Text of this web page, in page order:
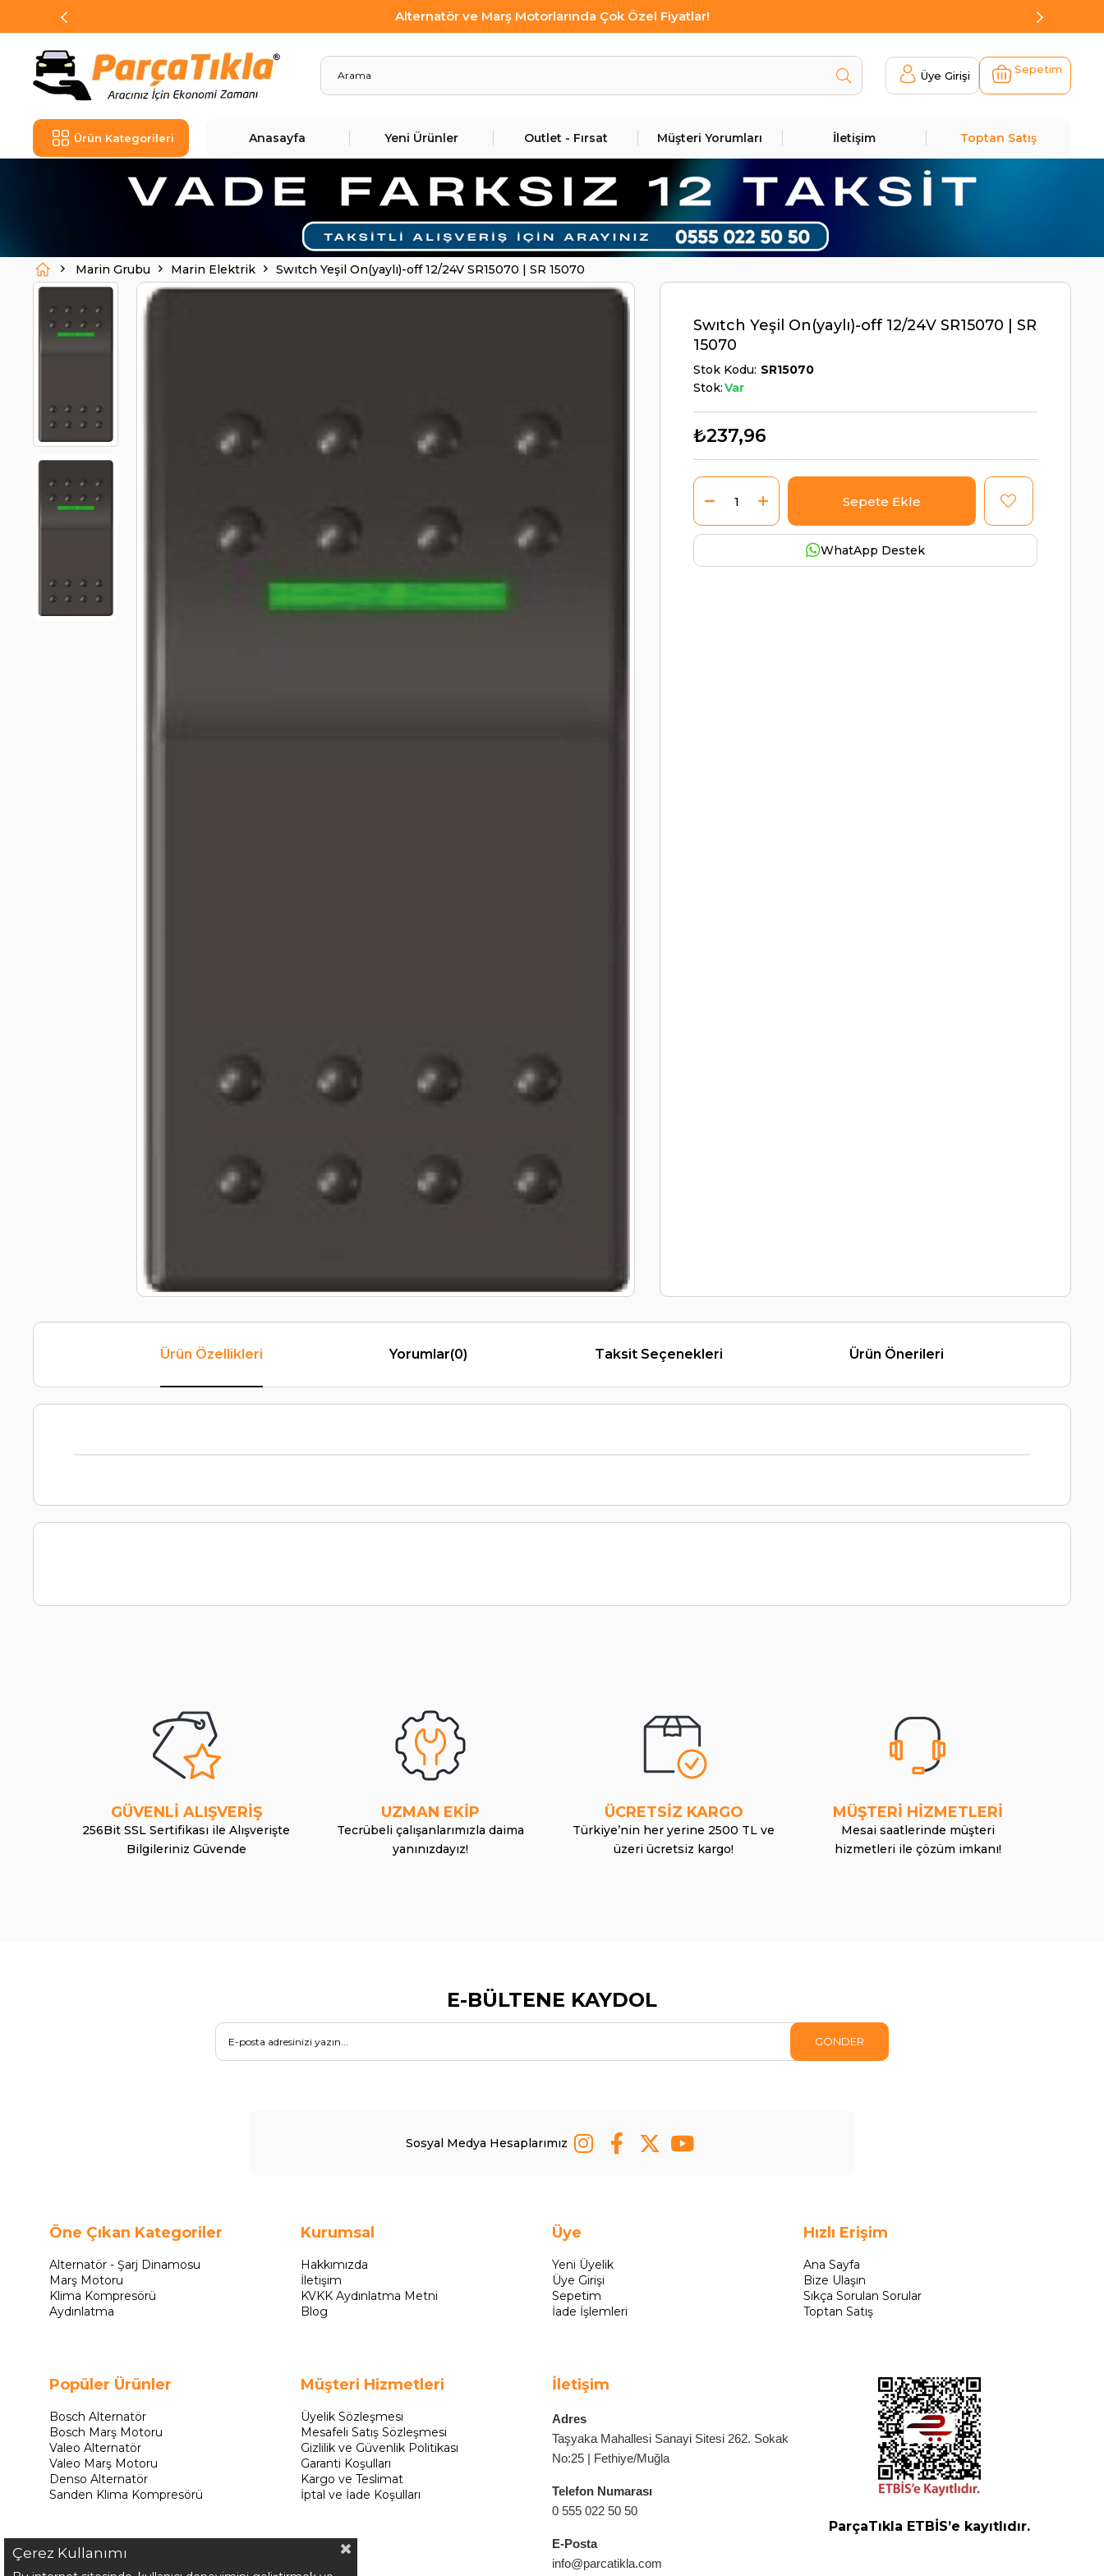
Alternatör ve Marş Motorlarında Çok Özel Fiyatlar!
Üye Girişi Sepetim
Ürün Kategorileri Anasayfa Yeni Ürünler Outlet - Fırsat Müşteri Yorumları İletişim Toptan Satış
Marin Grubu Marin Elektrik Swıtch Yeşil On(yaylı)-off 12/24V SR15070 | SR 15070
Swıtch Yeşil On(yaylı)-off 12/24V SR15070 | SR
15070
Stok Kodu SR15070
Stok:Var
₺237,96
WhatApp Destek
Ürün Özellikleri Yorumlar(0) Taksit Seçenekleri Ürün Önerileri
GÜVENLİ ALIŞVERİŞ
256Bit SSL Sertifikası ile Alışverişte
Bilgileriniz Güvende
UZMAN EKİP
Tecrübeli çalışanlarımızla daima
yanınızdayız!
ÜCRETSİZ KARGO
Türkiye’nin her yerine 2500 TL ve
üzeri ücretsiz kargo!
MÜŞTERİ HİZMETLERİ
Mesai saatlerinde müşteri
hizmetleri ile çözüm imkanı!
E-BÜLTENE KAYDOL
GÖNDER
Sosyal Medya Hesaplarımız
Öne Çıkan Kategoriler
Alternatör - Şarj Dinamosu
Marş Motoru
Klima Kompresörü
Aydınlatma
Popüler Ürünler
Bosch Alternatör
Bosch Marş Motoru
Valeo Alternatör
Valeo Marş Motoru
Denso Alternatör
Sanden Klima Kompresörü
Kurumsal
Hakkımızda
İletişim
KVKK Aydınlatma Metni
Blog
Müşteri Hizmetleri
Üyelik Sözleşmesi
Mesafeli Satış Sözleşmesi
Gizlilik ve Güvenlik Politikası
Garanti Koşulları
Kargo ve Teslimat
İptal ve İade Koşulları
Üye
Yeni Üyelik
Üye Girişi
Sepetim
İade İşlemleri
İletişim
Adres
Taşyaka Mahallesi Sanayi Sitesi 262. Sokak
No:25 | Fethiye/Muğla
Telefon Numarası
0 555 022 50 50
E-Posta
info@parcatikla.com
Hızlı Erişim
Ana Sayfa
Bize Ulaşın
Sıkça Sorulan Sorular
Toptan Satış
ParçaTıkla ETBİS’e kayıtlıdır.
Çerez Kullanımı